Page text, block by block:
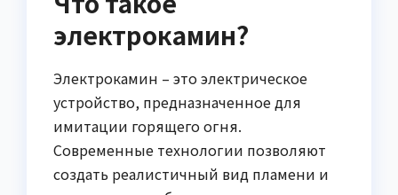
электрокамин?
Электрокамин – это электрическое
устройство, предназначенное для
имитации горящего огня.
Современные технологии позволяют
создать реалистичный вид пламени и